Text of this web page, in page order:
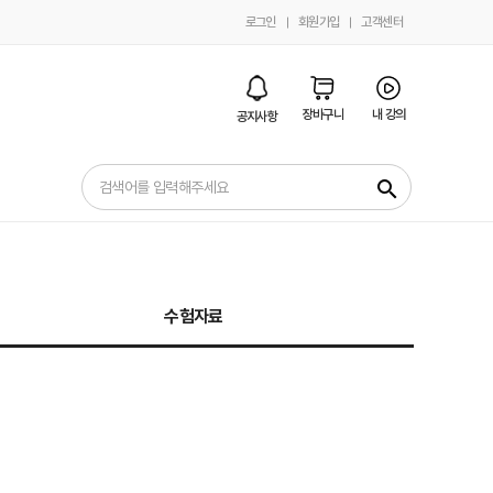
로그인 회원가입 고객센터
공지사항 장바구니 내 강의
search
수험자료